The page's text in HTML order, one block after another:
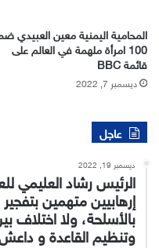
المحامية اليمنية معين العبيدي
100 امرأة ملهمة في العالم على
قائمة BBC
ديسمبر 7, 2022
عاجل
ديسمبر 19, 2022
الرئيس رشاد العليمي
إرهابيين متهمين
بالأسلحة، ولا اختلاف
وتنظيم القاعدة و